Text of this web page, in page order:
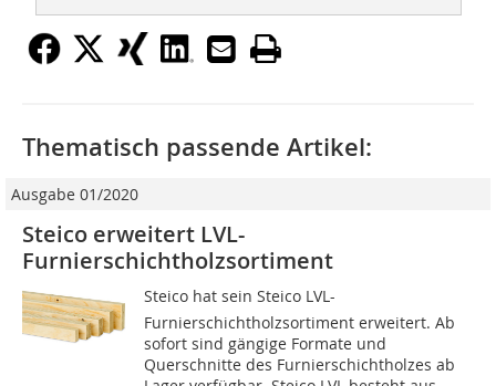
Thematisch passende Artikel:
Ausgabe 01/2020
Steico erweitert LVL-
Furnierschichtholzsortiment
Steico hat sein Steico LVL-
Furnierschichtholzsortiment erweitert. Ab
sofort sind gängige Formate und
Querschnitte des Furnierschichtholzes ab